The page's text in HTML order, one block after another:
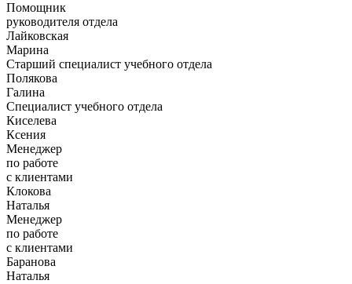
Помощник
руководителя отдела
Лайковская
Марина
Старший специалист учебного отдела
Полякова
Галина
Специалист учебного отдела
Киселева
Ксения
Менеджер
по работе
с клиентами
Клокова
Наталья
Менеджер
по работе
с клиентами
Баранова
Наталья